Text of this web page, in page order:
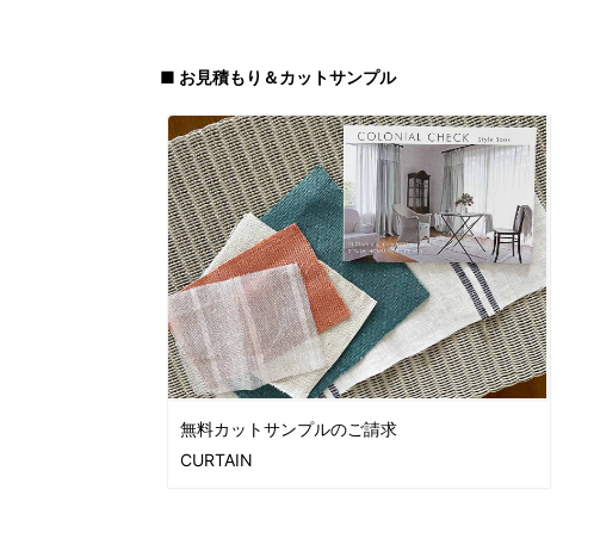
■ お見積もり＆カットサンプル
無料カットサンプルのご請求
CURTAIN